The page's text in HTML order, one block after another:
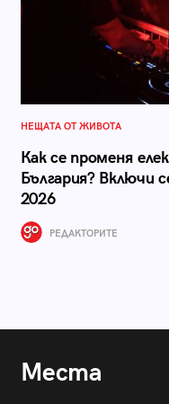
НЕЩАТА ОТ ЖИВОТА
Как се променя
България? Включи
2026
РЕДАКТОРИТЕ
Места